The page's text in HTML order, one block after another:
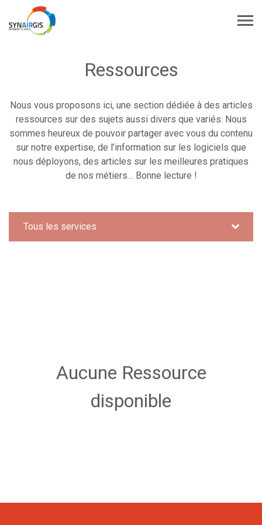
Ressources
Nous vous proposons ici, une section dédiée à des articles
ressources sur des sujets aussi divers que variés. Nous
sommes heureux de pouvoir partager avec vous du contenu
sur notre expertise, de l’information sur les logiciels que
nous déployons, des articles sur les meilleures pratiques
de nos métiers… Bonne lecture !
Tous les services
Aucune Ressource
disponible